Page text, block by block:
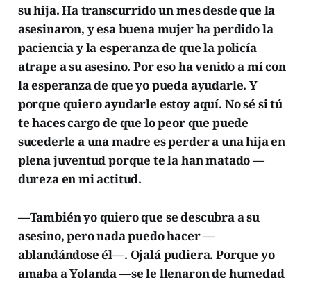
su hija. Ha transcurrido un mes desde que la
asesinaron, y esa buena mujer ha perdido la
paciencia y la esperanza de que la policía
atrape a su asesino. Por eso ha venido a mí con
la esperanza de que yo pueda ayudarle. Y
porque quiero ayudarle estoy aquí. No sé si tú
te haces cargo de que lo peor que puede
sucederle a una madre es perder a una hija en
plena juventud porque te la han matado —
dureza en mi actitud.
—También yo quiero que se descubra a su
asesino, pero nada puedo hacer —
ablandándose él—. Ojalá pudiera. Porque yo
amaba a Yolanda —se le llenaron de humedad